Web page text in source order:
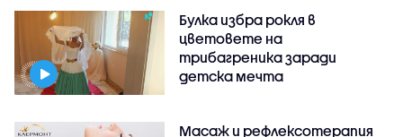
Булка избра рокля в
цветовете на
трибагреника заради
детска мечта
Масаж и рефлексотерапия